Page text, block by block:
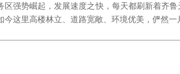
强势崛起，发展速度之快，每天都刷新着齐鲁
今这里高楼林立、道路宽敞、环境优美，俨然一